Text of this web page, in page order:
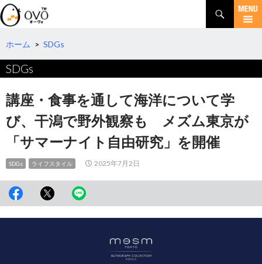
検
索
コ
テ
ツ
へ
移
動
ホーム > SDGs
SDGs
講座・食事を通して海洋について学
び、干潟で野外観察も メズム東京が
「サマーナイト自由研究」を開催
SDGs ライフスタイル 2025年7月2日